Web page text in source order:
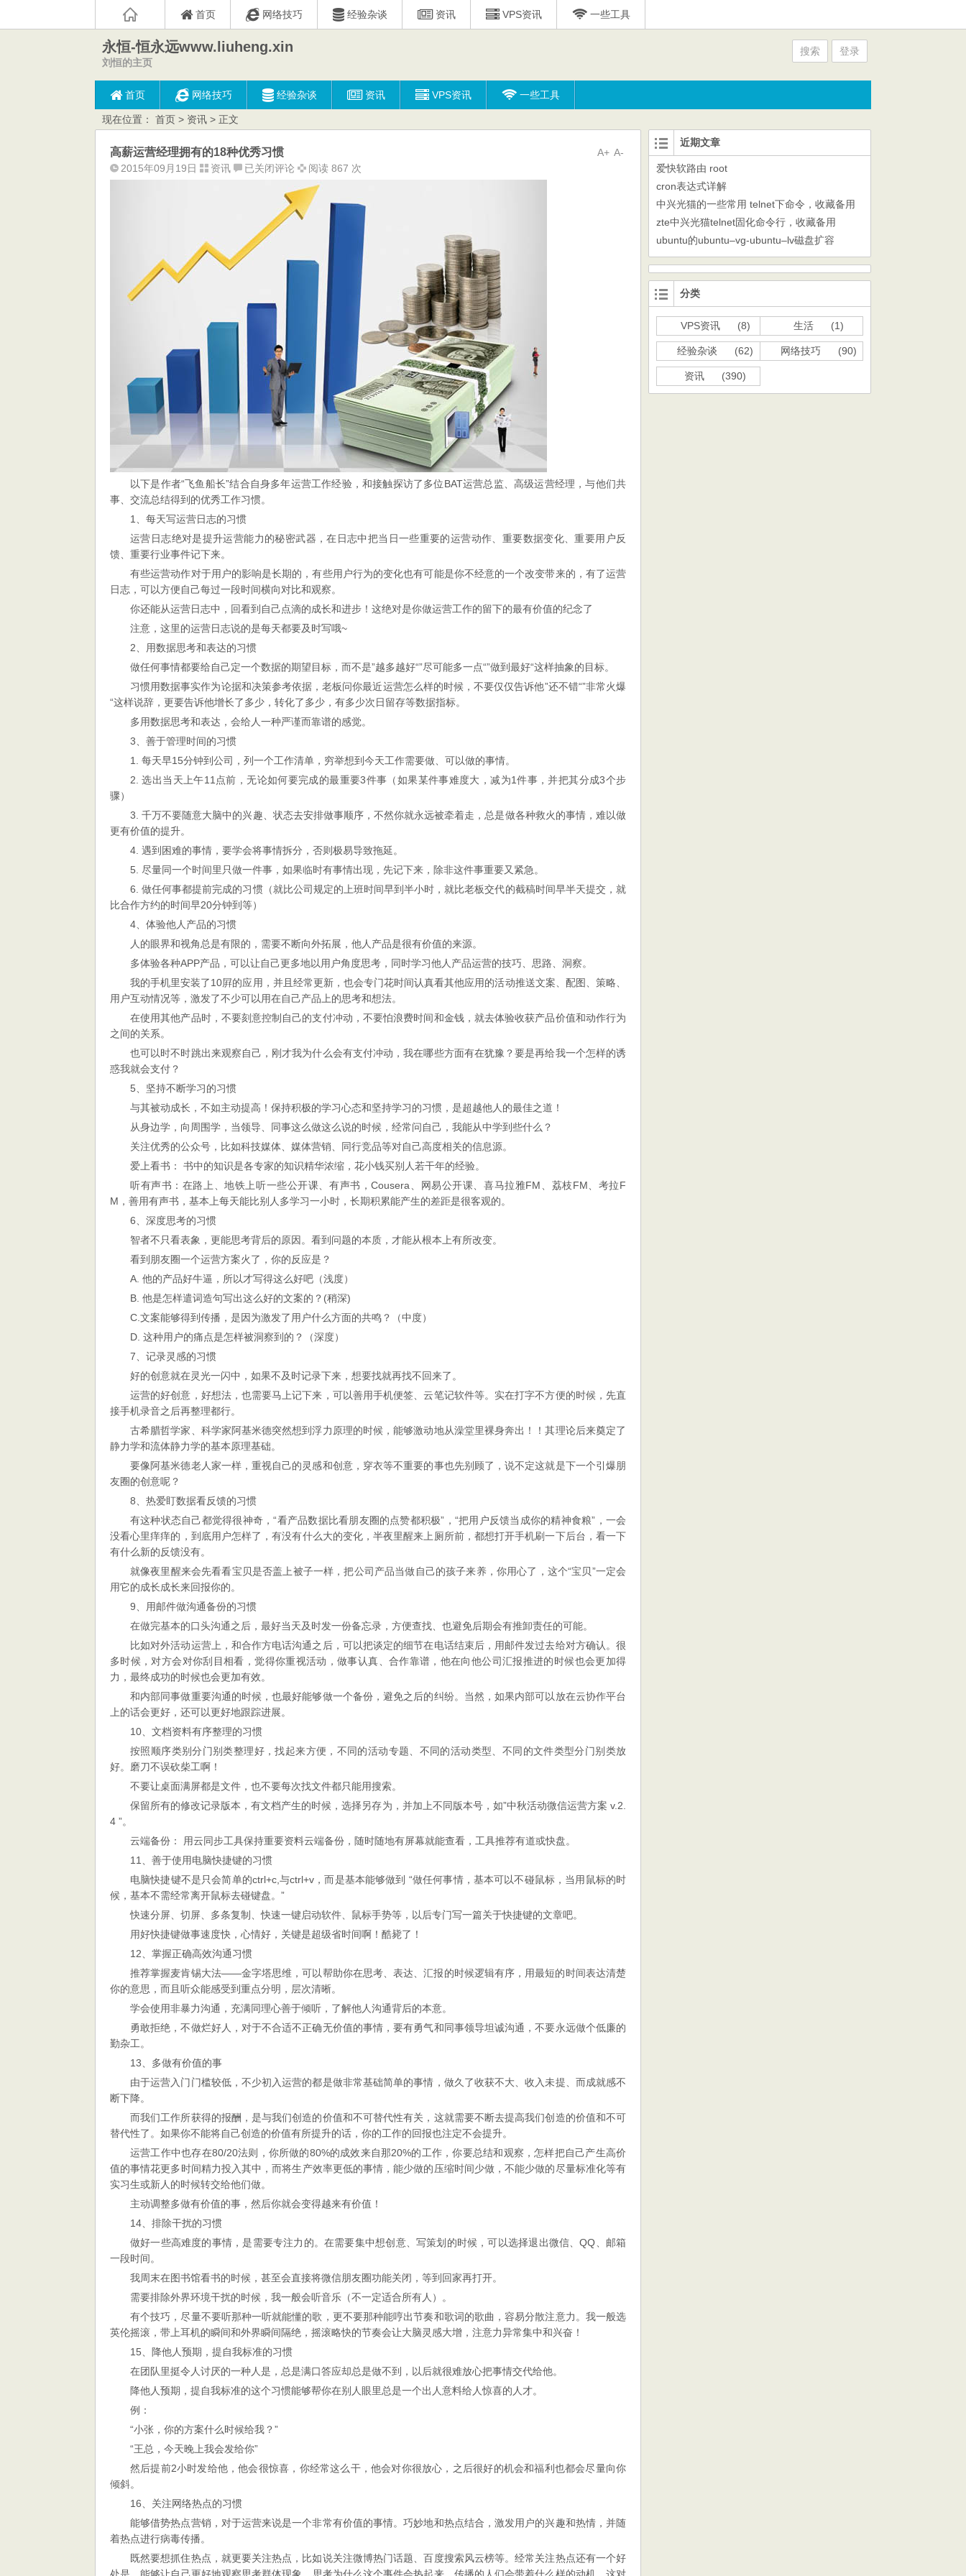
首页 网络技巧 经验杂谈 资讯 VPS资讯 一些工具
永恒-恒永远www.liuheng.xin
刘恒的主页
搜索 登录
首页 网络技巧 经验杂谈 资讯 VPS资讯 一些工具
现在位置： 首页 > 资讯 > 正文
A-
A+
高薪运营经理拥有的18种优秀习惯
2015年09月19日 资讯
高
理
18
已关闭评论 阅读 867 次
以下是作者“飞鱼船长”结合自身多年运营工作经验，和接触探访了多位BAT运营总监、高级运营经理，与他们共
事、交流总结得到的优秀工作习惯。
1、每天写运营日志的习惯
运营日志绝对是提升运营能力的秘密武器，在日志中把当日一些重要的运营动作、重要数据变化、重要用户反
馈、重要行业事件记下来。
有些运营动作对于用户的影响是长期的，有些用户行为的变化也有可能是你不经意的一个改变带来的，有了运营
日志，可以方便自己每过一段时间横向对比和观察。
你还能从运营日志中，回看到自己点滴的成长和进步！这绝对是你做运营工作的留下的最有价值的纪念了
注意，这里的运营日志说的是每天都要及时写哦~
2、用数据思考和表达的习惯
做任何事情都要给自己定一个数据的期望目标，而不是”越多越好“”尽可能多一点“”做到最好“这样抽象的目标。
习惯用数据事实作为论据和决策参考依据，老板问你最近运营怎么样的时候，不要仅仅告诉他”还不错“”非常火爆
“这样说辞，更要告诉他增长了多少，转化了多少，有多少次日留存等数据指标。
多用数据思考和表达，会给人一种严谨而靠谱的感觉。
3、善于管理时间的习惯
1. 每天早15分钟到公司，列一个工作清单，穷举想到今天工作需要做、可以做的事情。
2. 选出当天上午11点前，无论如何要完成的最重要3件事（如果某件事难度大，减为1件事，并把其分成3个步
骤）
3. 千万不要随意大脑中的兴趣、状态去安排做事顺序，不然你就永远被牵着走，总是做各种救火的事情，难以做
更有价值的提升。
4. 遇到困难的事情，要学会将事情拆分，否则极易导致拖延。
5. 尽量同一个时间里只做一件事，如果临时有事情出现，先记下来，除非这件事重要又紧急。
6. 做任何事都提前完成的习惯（就比公司规定的上班时间早到半小时，就比老板交代的截稿时间早半天提交，就
比合作方约的时间早20分钟到等）
4、体验他人产品的习惯
人的眼界和视角总是有限的，需要不断向外拓展，他人产品是很有价值的来源。
多体验各种APP产品，可以让自己更多地以用户角度思考，同时学习他人产品运营的技巧、思路、洞察。
我的手机里安装了10屛的应用，并且经常更新，也会专门花时间认真看其他应用的活动推送文案、配图、策略、
用户互动情况等，激发了不少可以用在自己产品上的思考和想法。
在使用其他产品时，不要刻意控制自己的支付冲动，不要怕浪费时间和金钱，就去体验收获产品价值和动作行为
之间的关系。
也可以时不时跳出来观察自己，刚才我为什么会有支付冲动，我在哪些方面有在犹豫？要是再给我一个怎样的诱
惑我就会支付？
5、坚持不断学习的习惯
与其被动成长，不如主动提高！保持积极的学习心态和坚持学习的习惯，是超越他人的最佳之道！
从身边学，向周围学，当领导、同事这么做这么说的时候，经常问自己，我能从中学到些什么？
关注优秀的公众号，比如科技媒体、媒体营销、同行竞品等对自己高度相关的信息源。
爱上看书： 书中的知识是各专家的知识精华浓缩，花小钱买别人若干年的经验。
听有声书：在路上、地铁上听一些公开课、有声书，Cousera、网易公开课、喜马拉雅FM、荔枝FM、考拉F
M，善用有声书，基本上每天能比别人多学习一小时，长期积累能产生的差距是很客观的。
6、深度思考的习惯
智者不只看表象，更能思考背后的原因。看到问题的本质，才能从根本上有所改变。
看到朋友圈一个运营方案火了，你的反应是？
A. 他的产品好牛逼，所以才写得这么好吧（浅度）
B. 他是怎样遣词造句写出这么好的文案的？(稍深)
C.文案能够得到传播，是因为激发了用户什么方面的共鸣？（中度）
D. 这种用户的痛点是怎样被洞察到的？（深度）
7、记录灵感的习惯
好的创意就在灵光一闪中，如果不及时记录下来，想要找就再找不回来了。
运营的好创意，好想法，也需要马上记下来，可以善用手机便签、云笔记软件等。实在打字不方便的时候，先直
接手机录音之后再整理都行。
古希腊哲学家、科学家阿基米德突然想到浮力原理的时候，能够激动地从澡堂里裸身奔出！！其理论后来奠定了
静力学和流体静力学的基本原理基础。
要像阿基米德老人家一样，重视自己的灵感和创意，穿衣等不重要的事也先别顾了，说不定这就是下一个引爆朋
友圈的创意呢？
8、热爱盯数据看反馈的习惯
有这种状态自己都觉得很神奇，“看产品数据比看朋友圈的点赞都积极”，“把用户反馈当成你的精神食粮”，一会
没看心里痒痒的，到底用户怎样了，有没有什么大的变化，半夜里醒来上厕所前，都想打开手机刷一下后台，看一下
有什么新的反馈没有。
就像夜里醒来会先看看宝贝是否盖上被子一样，把公司产品当做自己的孩子来养，你用心了，这个“宝贝”一定会
用它的成长成长来回报你的。
9、用邮件做沟通备份的习惯
在做完基本的口头沟通之后，最好当天及时发一份备忘录，方便查找、也避免后期会有推卸责任的可能。
比如对外活动运营上，和合作方电话沟通之后，可以把谈定的细节在电话结束后，用邮件发过去给对方确认。很
多时候，对方会对你刮目相看，觉得你重视活动，做事认真、合作靠谱，他在向他公司汇报推进的时候也会更加得
力，最终成功的时候也会更加有效。
和内部同事做重要沟通的时候，也最好能够做一个备份，避免之后的纠纷。当然，如果内部可以放在云协作平台
上的话会更好，还可以更好地跟踪进展。
10、文档资料有序整理的习惯
按照顺序类别分门别类整理好，找起来方便，不同的活动专题、不同的活动类型、不同的文件类型分门别类放
好。磨刀不误砍柴工啊！
不要让桌面满屏都是文件，也不要每次找文件都只能用搜索。
保留所有的修改记录版本，有文档产生的时候，选择另存为，并加上不同版本号，如”中秋活动微信运营方案 v.2.
4 ”。
云端备份： 用云同步工具保持重要资料云端备份，随时随地有屏幕就能查看，工具推荐有道或快盘。
11、善于使用电脑快捷键的习惯
电脑快捷键不是只会简单的ctrl+c,与ctrl+v，而是基本能够做到 “做任何事情，基本可以不碰鼠标，当用鼠标的时
候，基本不需经常离开鼠标去碰键盘。”
快速分屏、切屏、多条复制、快速一键启动软件、鼠标手势等，以后专门写一篇关于快捷键的文章吧。
用好快捷键做事速度快，心情好，关键是超级省时间啊！酷毙了！
12、掌握正确高效沟通习惯
推荐掌握麦肯锡大法——金字塔思维，可以帮助你在思考、表达、汇报的时候逻辑有序，用最短的时间表达清楚
你的意思，而且听众能感受到重点分明，层次清晰。
学会使用非暴力沟通，充满同理心善于倾听，了解他人沟通背后的本意。
勇敢拒绝，不做烂好人，对于不合适不正确无价值的事情，要有勇气和同事领导坦诚沟通，不要永远做个低廉的
勤杂工。
13、多做有价值的事
由于运营入门门槛较低，不少初入运营的都是做非常基础简单的事情，做久了收获不大、收入未提、而成就感不
断下降。
而我们工作所获得的报酬，是与我们创造的价值和不可替代性有关，这就需要不断去提高我们创造的价值和不可
替代性了。如果你不能将自己创造的价值有所提升的话，你的工作的回报也注定不会提升。
运营工作中也存在80/20法则，你所做的80%的成效来自那20%的工作，你要总结和观察，怎样把自己产生高价
值的事情花更多时间精力投入其中，而将生产效率更低的事情，能少做的压缩时间少做，不能少做的尽量标准化等有
实习生或新人的时候转交给他们做。
主动调整多做有价值的事，然后你就会变得越来有价值！
14、排除干扰的习惯
做好一些高难度的事情，是需要专注力的。在需要集中想创意、写策划的时候，可以选择退出微信、QQ、邮箱
一段时间。
我周末在图书馆看书的时候，甚至会直接将微信朋友圈功能关闭，等到回家再打开。
需要排除外界环境干扰的时候，我一般会听音乐（不一定适合所有人）。
有个技巧，尽量不要听那种一听就能懂的歌，更不要那种能哼出节奏和歌词的歌曲，容易分散注意力。我一般选
英伦摇滚，带上耳机的瞬间和外界瞬间隔绝，摇滚略快的节奏会让大脑灵感大增，注意力异常集中和兴奋！
15、降他人预期，提自我标准的习惯
在团队里挺令人讨厌的一种人是，总是满口答应却总是做不到，以后就很难放心把事情交代给他。
降他人预期，提自我标准的这个习惯能够帮你在别人眼里总是一个出人意料给人惊喜的人才。
例：
“小张，你的方案什么时候给我？”
“王总，今天晚上我会发给你”
然后提前2小时发给他，他会很惊喜，你经常这么干，他会对你很放心，之后很好的机会和福利也都会尽量向你
倾斜。
16、关注网络热点的习惯
能够借势热点营销，对于运营来说是一个非常有价值的事情。巧妙地和热点结合，激发用户的兴趣和热情，并随
着热点进行病毒传播。
既然要想抓住热点，就更要关注热点，比如说关注微博热门话题、百度搜索风云榜等。经常关注热点还有一个好
近期文章
爱快软路由 root
cron表达式详解
中兴光猫的一些常用 telnet下命令，收藏备用
zte中兴光猫telnet固化命令行，收藏备用
ubuntu的ubuntu–vg-ubuntu–lv磁盘扩容
分类
VPS资讯 (8) 生活 (1)
经验杂谈 (62) 网络技巧 (90)
资讯 (390)